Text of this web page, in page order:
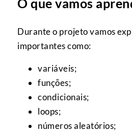
Durante o projeto vamos
importantes como:
variáveis;
funções;
condicionais;
loops;
números aleatórios;